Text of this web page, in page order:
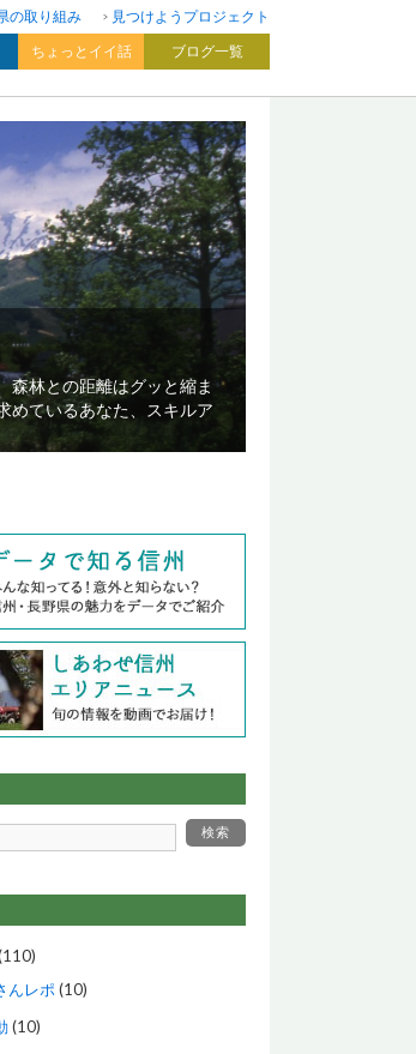
の取り組み
見つけようプロジェクト
ちょっとイイ話 ブログ一覧
森林との距離はグッと縮ま
めているあなた、スキルア
んレポ (10)
(10)